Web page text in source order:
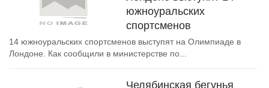
южноуральских
спортсменов
14 южноуральских спортсменов выступят на Олимпиаде в
Лондоне. Как сообщили в министерстве по...
Челябинская бегунья